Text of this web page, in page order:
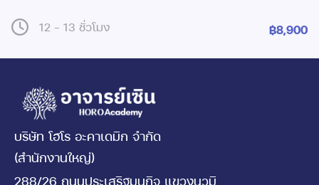
12 - 13 ชั่วโมง ฿8,900
บริษัท โฮโร อะคาเดมิก จำกัด
(สำนักงานใหญ่)
288/26 ถนนประเสริฐมนูกิจ แขวงนวมิ